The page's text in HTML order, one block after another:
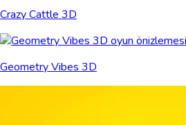
Crazy Cattle 3D
Geometry Vibes 3D